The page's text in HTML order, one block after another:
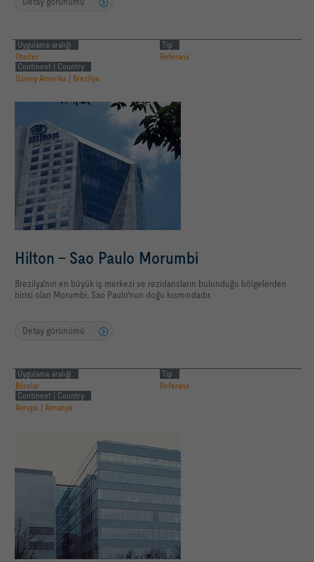
Uygulama aralığı
Oteller
Tip
Referans
Continent | Country
Güney Amerika | Brezilya
Hilton - Sao Paulo Morumbi
Brezilya'nın en büyük iş merkezi ve rezidansların bulunduğu bölgelerden
birisi olan Morumbi, Sao Paulo'nun doğu kısmındadır.
Detay görünümü
Uygulama aralığı
Bürolar
Tip
Referans
Continent | Country
Avrupa | Almanya